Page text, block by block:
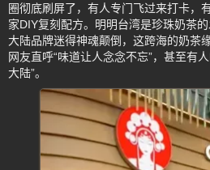
圈彻底刷屏了，有人专门飞过来打卡，
家DIY复刻配方。明明台湾是珍珠奶茶
大陆品牌迷得神魂颠倒，这跨海的奶茶
网友直呼“味道让人念念不忘”，甚至有
大陆”。